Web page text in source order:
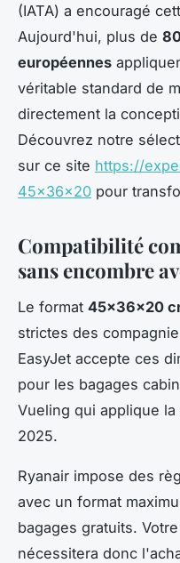
(IATA) a encouragé
Aujourd'hui, plus de
européennes
véritable standard de
directement la
Découvrez notre
sur ce site https://
45x36x20 pour
Compatibilité
sans encombre
Le format 45x36x20
strictes des
EasyJet accepte ces
pour les bagages
Vueling qui applique
2025.
Ryanair impose des
avec un format
bagages gratuits.
nécessitera donc